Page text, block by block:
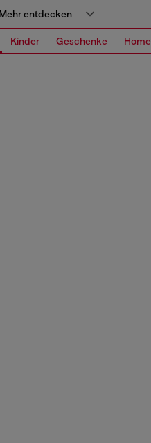
entdecken
Kinder Geschenke Home